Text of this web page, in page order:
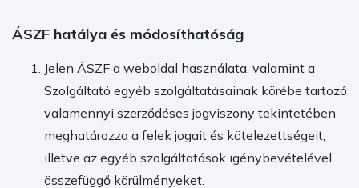
ÁSZF hatálya és módosíthatóság
Jelen ÁSZF a weboldal használata, valamint a
Szolgáltató egyéb szolgáltatásainak körébe tartozó
valamennyi szerződéses jogviszony tekintetében
meghatározza a felek jogait és kötelezettségeit,
illetve az egyéb szolgáltatások igénybevételével
összefüggő körülményeket.